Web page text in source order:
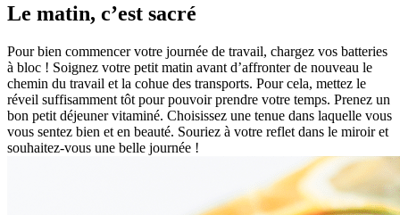
Le matin, c’est sacré
Pour bien commencer votre journée de travail, chargez vos batteries
à bloc ! Soignez votre petit matin avant d’affronter de nouveau le
chemin du travail et la cohue des transports. Pour cela, mettez le
réveil suffisamment tôt pour pouvoir prendre votre temps. Prenez un
bon petit déjeuner vitaminé. Choisissez une tenue dans laquelle vous
vous sentez bien et en beauté. Souriez à votre reflet dans le miroir et
souhaitez-vous une belle journée !